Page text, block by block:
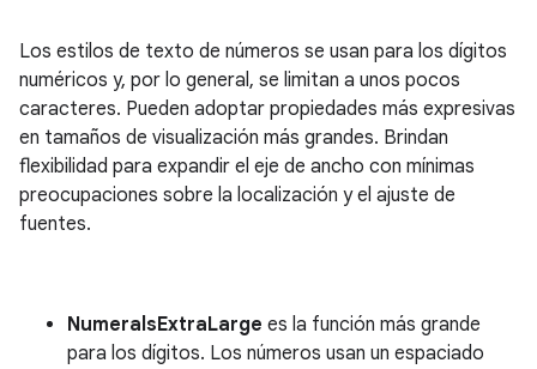
Los estilos de texto de números se usan para los dígitos
numéricos y, por lo general, se limitan a unos pocos
caracteres. Pueden adoptar propiedades más expresivas
en tamaños de visualización más grandes. Brindan
flexibilidad para expandir el eje de ancho con mínimas
preocupaciones sobre la localización y el ajuste de
fuentes.
NumeralsExtraLarge es la función más grande
para los dígitos. Los números usan un espaciado